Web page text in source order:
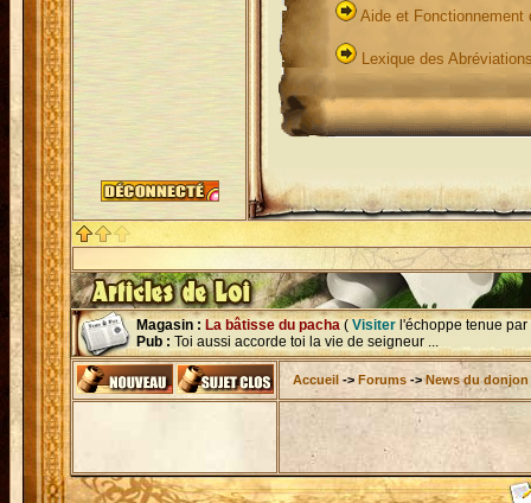
Aide et Fonctionnement
Lexique des
Magasin : La bâtisse du pacha ( Visiter l'échoppe tenue par
Pub : Toi aussi accorde toi la vie de seigneur ...
Accueil -> Forums ->News du donjon